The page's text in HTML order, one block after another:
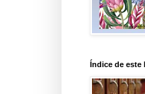
Índice de este